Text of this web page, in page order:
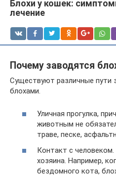
Блохи у кошек:
лечение
Почему заводятся
Существуют различные пути
блохами.
Уличная прогулка,
животным не
траве, песке,
Контакт с
хозяина. Например,
бездомного кота,